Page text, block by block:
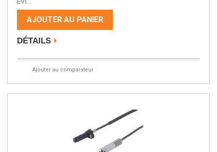
E91...
AJOUTER AU PANIER
DÉTAILS
Ajouter au comparateur